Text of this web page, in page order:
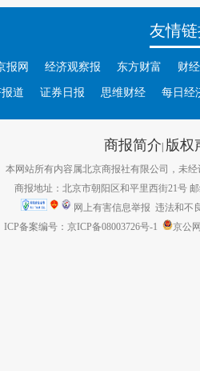
友情
报网 经济观察报 东方财富 财
道 证券日报 思维财经 每日经
商报简介| 版权
本网站所有内容属北京商报社有限公司，未经
商报地址：北京市朝阳区和平里西街21号
网上有害信息举报 违法和不
ICP备案编号：京ICP备08003726号-1
京公